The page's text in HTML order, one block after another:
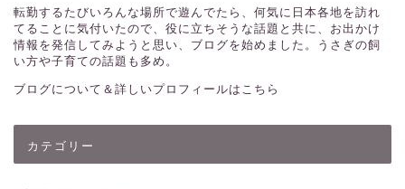
転勤するたびいろんな場所で遊んでたら、何気に日本各地を訪れ
てることに気付いたので、役に立ちそうな話題と共に、お出かけ
情報を発信してみようと思い、ブログを始めました。うさぎの飼
い方や子育ての話題も多め。
ブログについて＆詳しいプロフィールはこちら
カテゴリー